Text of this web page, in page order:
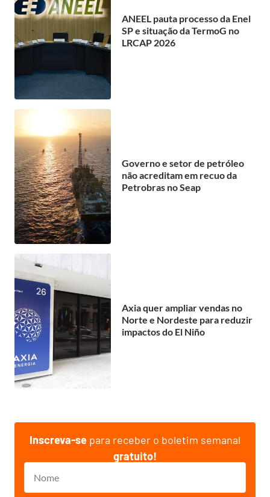
ANEEL pauta processo da Enel
SP e situação da TermoG no
LRCAP 2026
Governo e setor de petróleo
não acreditam em recuo da
Petrobras no Seap
Axia quer ampliar vendas no
Norte e Nordeste para reduzir
impactos do El Niño
Inscreva-se para receber o boletim semanal
gratuito!